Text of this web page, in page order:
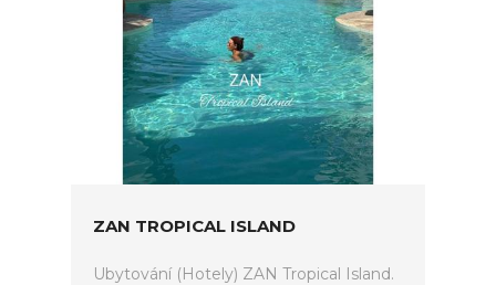
ZAN TROPICAL ISLAND
Ubytování (Hotely) ZAN Tropical Island.